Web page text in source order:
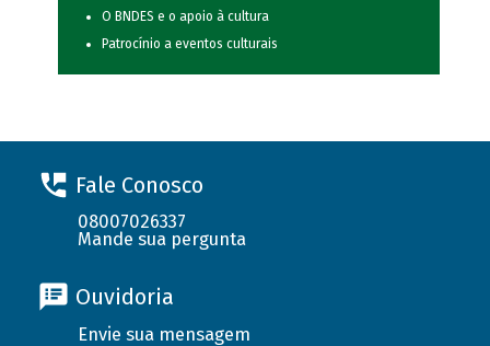
O BNDES e o apoio à cultura
Patrocínio a eventos culturais
Fale Conosco
08007026337
Mande sua pergunta
Ouvidoria
Envie sua mensagem